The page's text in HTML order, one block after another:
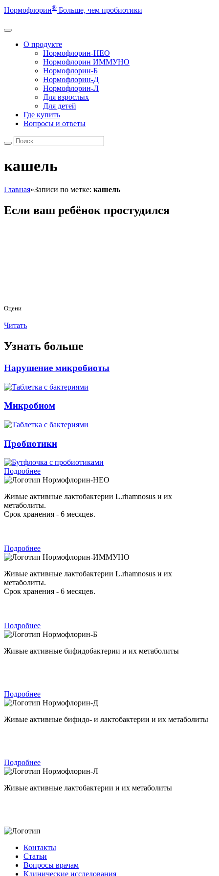
Нормофлорин® Больше, чем пробиотики
О продукте
Нормофлорин-НЕО
Нормофлорин ИММУНО
Нормофлорин-Б
Нормофлорин-Д
Нормофлорин-Л
Для взрослых
Для детей
Где купить
Вопросы и ответы
кашель
Главная»Записи по метке: кашель
Если ваш ребёнок простудился
Оцени
Читать
Узнать больше
Нарушение микробиоты
Микробиом
Пробиотики
Подробнее
Нормофлорин-НЕО
Живые активные лактобактерии L.rhamnosus и их
метаболиты.
Срок хранения - 6 месяцев.
Подробнее
Нормофлорин-ИММУНО
Живые активные лактобактерии L.rhamnosus и их
метаболиты.
Срок хранения - 6 месяцев.
Подробнее
Нормофлорин-Б
Живые активные бифидобактерии и их метаболиты
Подробнее
Нормофлорин-Д
Живые активные бифидо- и лактобактерии и их метаболиты
Подробнее
Нормофлорин-Л
Живые активные лактобактерии и их метаболиты
Контакты
Статьи
Вопросы врачам
Клинические исследования